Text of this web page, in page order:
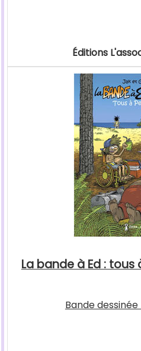
Éditions
La bande à Ed : tous
Bande